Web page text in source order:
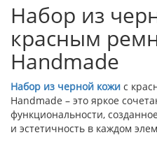
Набор из
красным
Handmade
Набор из черной кожи с
Handmade – это яркое
функциональности,
и эстетичность в каждом